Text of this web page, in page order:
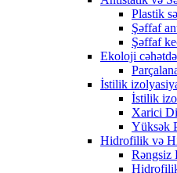
Plastik
Şəffaf
Şəffaf
Ekoloji
İstilik
İstilik
Xarici
Yüksək
Hidrofilik və
Rəngsiz